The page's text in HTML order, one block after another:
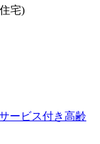
宅)
ービス付き高齢